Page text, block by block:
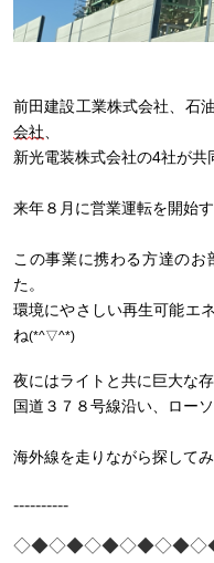
前田建設工業株式会社、 石
会社
新光電装株式会社の4社が共
来年８月に営業運転を開始
この事業に携わる方達の
た。
環境にやさしい再生可能エ
ね(*^▽^*)
夜にはライトと共に巨大な
国道３７８号線沿い、ロー
海外線を走りながら探して
----------
◇◆◇◆◇◆